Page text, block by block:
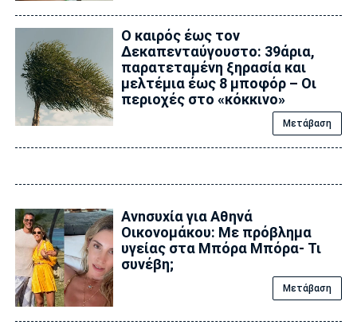
Ο καιρός έως τον
Δεκαπενταύγουστο: 39άρια,
παρατεταμένη ξηρασία και
μελτέμια έως 8 μποφόρ – Οι
περιοχές στο «κόκκινο»
Μετάβαση
Ανnσυxία για Αθηνά
Οικονομάκου: Με πρόβλημα
υγείας στα Μπόρα Μπόρα- Τι
συνέβη;
Μετάβαση